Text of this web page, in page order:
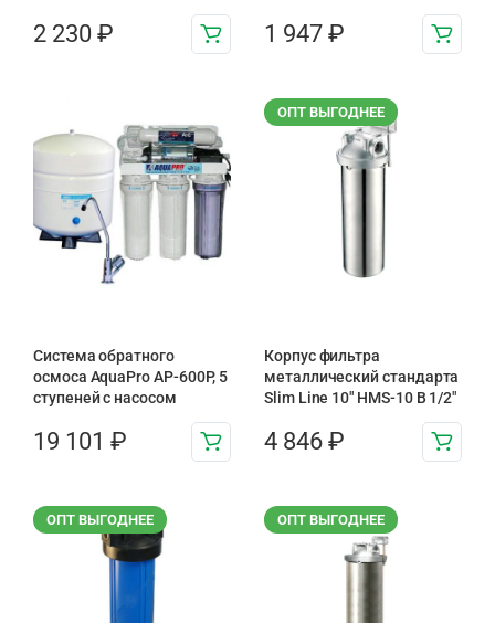
2 230 ₽ 1 947 ₽
Система обратного
осмоса AquaPro AP-600P, 5
ступеней с насосом
19 101 ₽
ОПТ ВЫГОДНЕЕ
Корпус фильтра
металлический стандарта
Slim Line 10″ HMS-10 B 1/2″
4 846 ₽
ОПТ ВЫГОДНЕЕ ОПТ ВЫГОДНЕЕ